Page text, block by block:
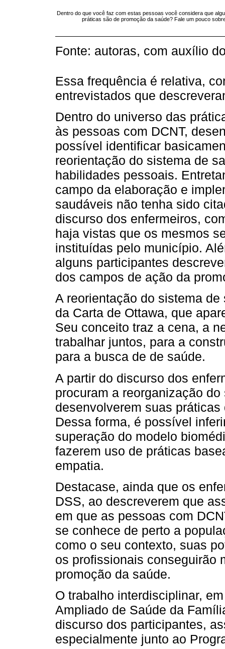
Dentro do que você faz com estas pessoas você considera que
práticas são de promoção da saúde? Fale um pouco
Fonte: autoras, com auxílio
Essa frequência é relativa,
entrevistados que
Dentro do universo das
às pessoas com DCNT,
possível identificar
reorientação do sistema de
habilidades pessoais.
campo da elaboração e
saudáveis não tenha sido
discurso dos enfermeiros,
haja vistas que os mesmos
instituídas pelo município.
alguns participantes
dos campos de ação da
A reorientação do sistema
da Carta de Ottawa, que
Seu conceito traz a cena, a
trabalhar juntos, para a
para a busca de de saúde.
A partir do discurso dos
procuram a reorganização
desenvolverem suas
Dessa forma, é possível
superação do modelo
fazerem uso de práticas
empatia.
Destacase, ainda que os
DSS, ao descreverem que
em que as pessoas com
se conhece de perto a
como o seu contexto, suas
os profissionais conseguirão
promoção da saúde.
O trabalho interdisciplinar,
Ampliado de Saúde da
discurso dos participantes,
especialmente junto ao